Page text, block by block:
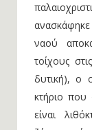
ανασκάφηκε
ναού
τοίχους
δυτική), ο
κτήριο που
είναι